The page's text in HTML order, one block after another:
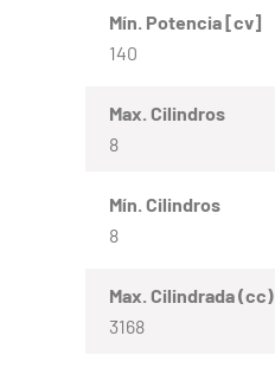
Mín. Potencia [cv]
140
Max. Cilindros
8
Mín. Cilindros
8
Max. Cilindrada (cc)
3168